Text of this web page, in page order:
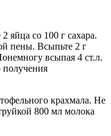
яйца со 100 г сахара.
пены. Всыпьте 2 г
всыпая 4 ст.л.
получения
крахмала. Не
800 мл молока